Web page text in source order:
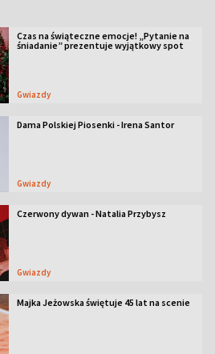
Czas na świąteczne emocje! „Pytanie na
śniadanie” prezentuje wyjątkowy spot
Gwiazdy
Dama Polskiej Piosenki - Irena Santor
Gwiazdy
Czerwony dywan - Natalia Przybysz
Gwiazdy
Majka Jeżowska świętuje 45 lat na scenie